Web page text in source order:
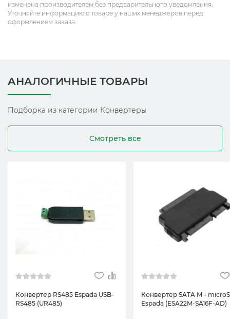
изменена производителем без предварительного уведомления.
Уточняйте информацию о товаре у наших менеджеров перед
оформлением заказа.
АНАЛОГИЧНЫЕ ТОВАРЫ
Подборка из категории Конвертеры
Смотреть все
Конвертер RS485 Espada USB-
RS485 (UR485)
Конвертер SATA M -
Espada (ESA22M-SA16F-AD)